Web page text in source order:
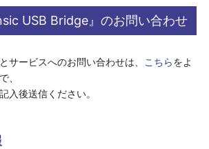
USB Bridge』のお問い合わせ
サービスへのお問い合わせは、 こちらをよ
、
入後送信ください。